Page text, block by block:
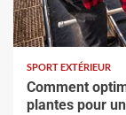
SPORT EXTÉRIEUR
Comment
plantes pour